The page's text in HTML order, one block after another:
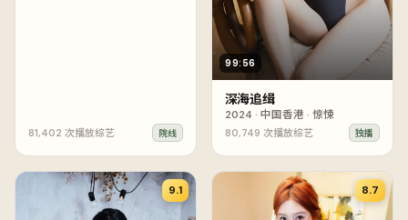
81,402 次播放综艺 院线
99:56
深海追缉
2024 · 中国香港 · 惊悚
80,749 次播放综艺 独播
9.1 8.7